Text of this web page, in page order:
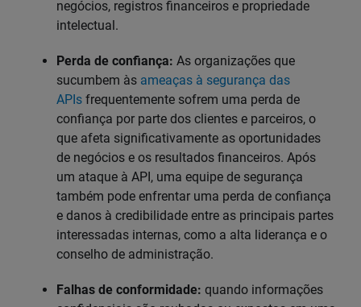
negócios, registros financeiros e propriedade
intelectual.
Perda de confiança: As organizações que
sucumbem às ameaças à segurança das
APIs frequentemente sofrem uma perda de
confiança por parte dos clientes e parceiros, o
que afeta significativamente as oportunidades
de negócios e os resultados financeiros. Após
um ataque à API, uma equipe de segurança
também pode enfrentar uma perda de confiança
e danos à credibilidade entre as principais partes
interessadas internas, como a alta liderança e o
conselho de administração.
Falhas de conformidade: quando informações